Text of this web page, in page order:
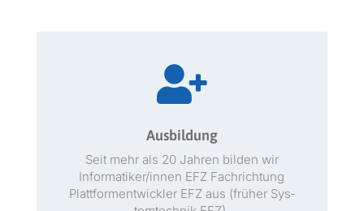

Ausbildung
Seit mehr als 20 Jahren bilden wir
Informatiker/innen EFZ Fachrich­tung
Plat­tfor­men­twick­ler EFZ aus (früher Sys­